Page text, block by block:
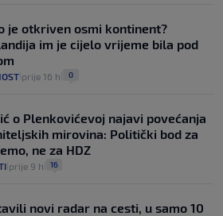
je otkriven osmi kontinent?
im je cijelo vrijeme bila pod
prije 16 h 0
o Plenkovićevoj najavi povećanja
mirovina: Politički bod za
ne za HDZ
prije 9 h 16
novi radar na cesti, u samo 10